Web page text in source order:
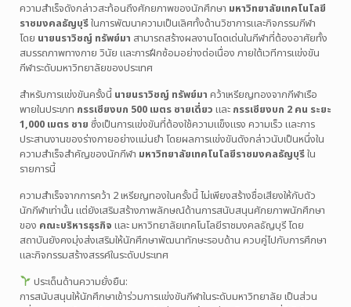
ความสำเร็จดังกล่าวสะท้อนถึงศักยภาพของนักศึกษา มหาวิทยาลัยเทคโนโลยี
ราชมงคลธัญบุรีในการพัฒนาความเป็นเลิศทั้งด้านวิชาการและกิจกรรมกีฬา
โดย นายนราวิชญ์ ทรัพย์มา สามารถสร้างผลงานโดดเด่นในกีฬาที่ต้องอาศัยทั้ง
สมรรถภาพทางกาย วินัย และการฝึกซ้อมอย่างต่อเนื่อง ภายใต้เวทีการแข่งขัน
กีฬาระดับมหาวิทยาลัยของประเทศ
สำหรับการแข่งขันครั้งนี้ นายนราวิชญ์ ทรัพย์มา คว้าเหรียญทองจากกีฬาเรือ
พายในประเภท กรรเชียงบก 500 เมตร ชายเดี่ยว และ กรรเชียงบก 2 คน ระยะ
1,000 เมตร ชาย ซึ่งเป็นการแข่งขันที่ต้องใช้ความแข็งแรง ความเร็ว และการ
ประสานงานของร่างกายอย่างแม่นยำ โดยผลการแข่งขันดังกล่าวนับเป็นหนึ่งใน
ความสำเร็จสำคัญของนักกีฬา มหาวิทยาลัยเทคโนโลยีราชมงคลธัญบุรีใน
รายการนี้
ความสำเร็จจากการคว้า 2 เหรียญทองในครั้งนี้ ไม่เพียงสร้างชื่อเสียงให้กับตัว
นักกีฬาเท่านั้น แต่ยังเสริมสร้างภาพลักษณ์ด้านการสนับสนุนศักยภาพนักศึกษา
ของ คณะบริหารธุรกิจ และมหาวิทยาลัยเทคโนโลยีราชมงคลธัญบุรีโดย
สถาบันยังคงมุ่งส่งเสริมให้นักศึกษาพัฒนาทักษะรอบด้าน ควบคู่ไปกับการศึกษา
และกิจกรรมสร้างสรรค์ในระดับประเทศ
ประเด็นด้านความยั่งยืน:
การสนับสนุนให้นักศึกษาเข้าร่วมการแข่งขันกีฬาในระดับมหาวิทยาลัย เป็นส่วน